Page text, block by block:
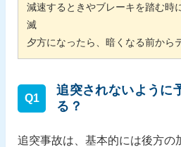
減速するときやブレーキを踏む時
滅
夕方になったら、暗くなる前から
Q1
追突されないように
る？
追突事故は、基本的には後方の